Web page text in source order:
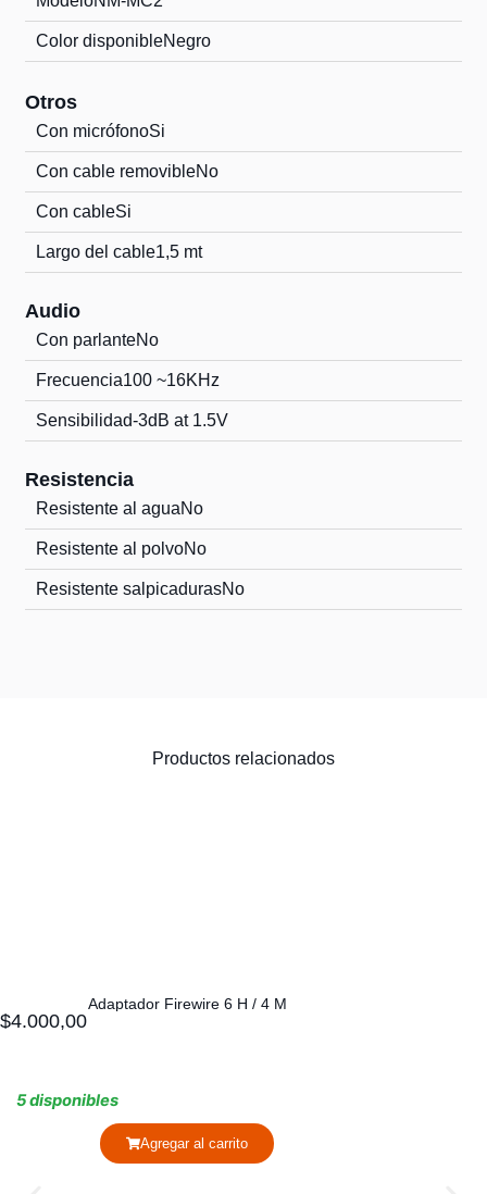
Color disponibleNegro
Otros
Con micrófonoSi
Con cable removibleNo
Con cableSi
Largo del cable1,5 mt
Audio
Con parlanteNo
Frecuencia100 ~16KHz
Sensibilidad-3dB at 1.5V
Resistencia
Resistente al aguaNo
Resistente al polvoNo
Resistente salpicadurasNo
Productos relacionados
Adaptador Firewire 6 H / 4 M
$4.000,00
5 disponibles
Agregar al carrito